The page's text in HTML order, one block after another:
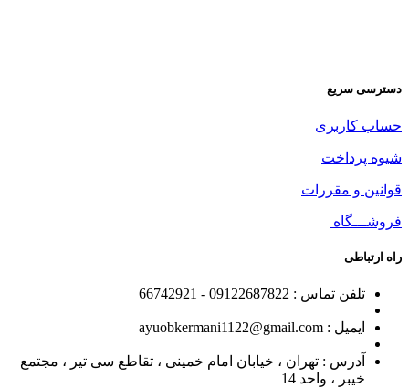
دسترسی سریع
حساب کاربری
شیوه پرداخت
قوانین و مقررات
فروشـــگاه
راه ارتباطی
تلفن تماس : 09122687822 - 66742921
ایمیل : ayuobkermani1122@gmail.com
آدرس : تهران ، خیابان امام خمینی ، تقاطع سی تیر ، مجتمع
خیبر ، واحد 14